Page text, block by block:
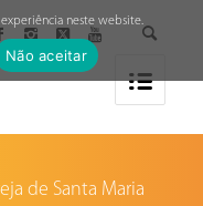
de Santa Maria
neste website.
Não aceitar